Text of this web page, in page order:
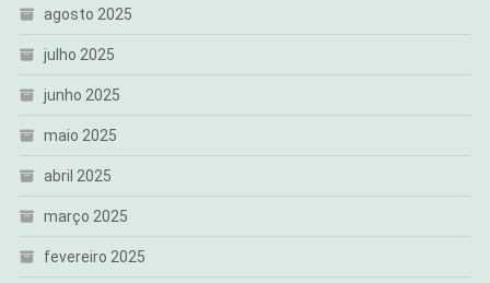
agosto 2025
julho 2025
junho 2025
maio 2025
abril 2025
março 2025
fevereiro 2025